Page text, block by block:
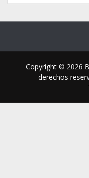
Copyright © 2026
derechos